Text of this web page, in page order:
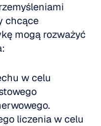
chcące
mogą rozważyć
w celu
liczenia w celu